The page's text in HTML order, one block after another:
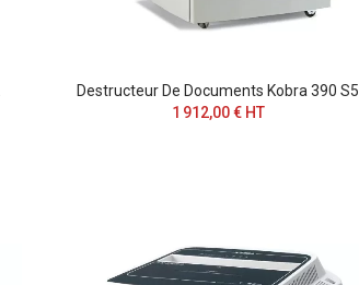
Destructeur De Documents Kobra 390 S5
1 912,00 € HT